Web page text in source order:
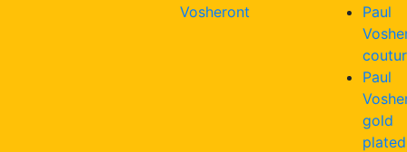
Vosheront
Paul
Paul
gold
plated